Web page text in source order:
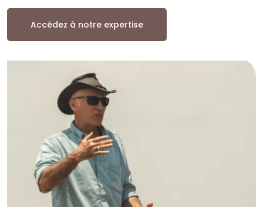
Accèdez à notre expertise